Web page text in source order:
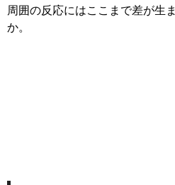
周囲の反応にはここまで差が生
か。